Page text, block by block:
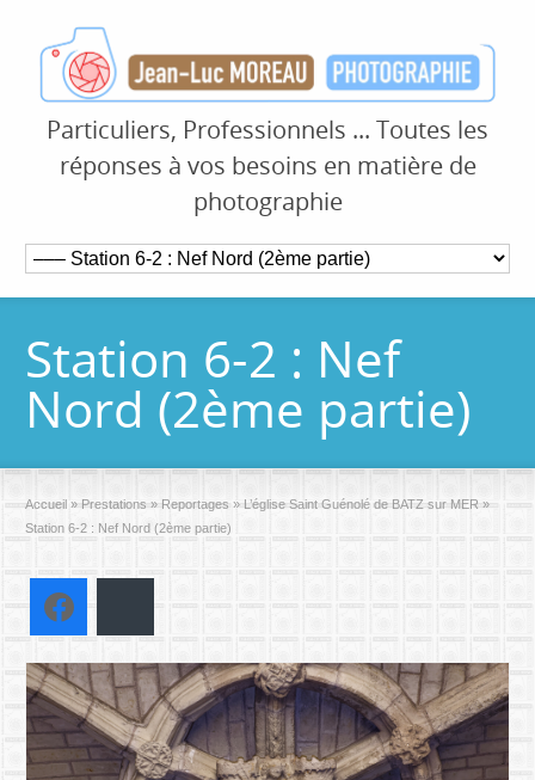
Particuliers, Professionnels ... Toutes les
réponses à vos besoins en matière de
photographie
Station 6-2 : Nef
Nord (2ème partie)
Accueil » Prestations » Reportages » L’église Saint Guénolé de BATZ sur MER »
Station 6-2 : Nef Nord (2ème partie)